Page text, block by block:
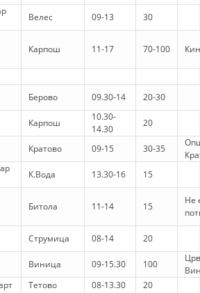
Велес 09-13 30
Карпош 11-17 70-100
Берово 09.30-14 20-30
Карпош
10.30-
14.30
20
Кратово 09-15 30-35
К.Вода 13.30-16 15
Битола 11-14 15
Не
Струмица 08-14 20
Виница 09-15.30 100
Тетово 08-13.30
20